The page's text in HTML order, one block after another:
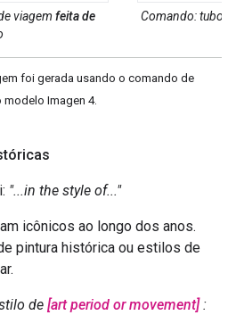
viagem feita de
Comando: tubos
foi gerada usando o comando de
Imagen 4.
"...in the style of..."
icônicos ao longo dos anos.
pintura histórica ou estilos de
de [art period or movement]: